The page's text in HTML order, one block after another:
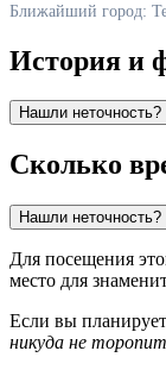
Ближайший город:
История и
Нашли неточность?
Сколько
Нашли неточность?
Для посещения
место для
Если вы
никуда не